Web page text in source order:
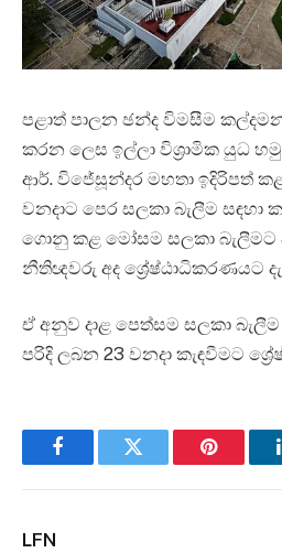
පළාත් පාලන ඡන්ද විමසීම
කරන ලෙස ඉල්ලා විශ්‍රාමික යුධ
ආර්. විජේසූන්දර මහතා ඉදිරිපත්
වනදාට පෙර සලකා බැලීම සඳහා
ගොනු කළ මෝසම සලකා බැලීමට
නීතිඥවරු අද ශ්‍රේෂ්ඨාධිකරණයට
ඒ අනුව දාළ පෙත්සම සලකා
පරිදි ලබන 23 වනදා කැඳවීමට
FacebookTwitter Pinterest
LFN